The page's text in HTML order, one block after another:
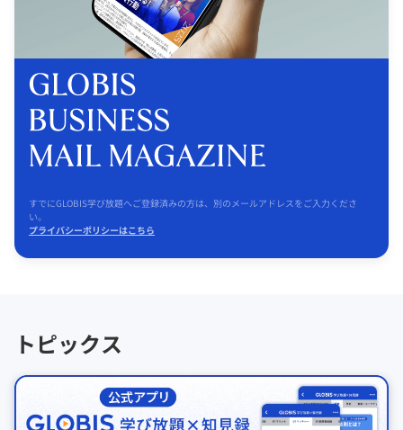
すでにGLOBIS学び放題へご登録済みの方は、別のメールアドレスをご入力くださ
い。
プライバシーポリシーはこちら
トピックス